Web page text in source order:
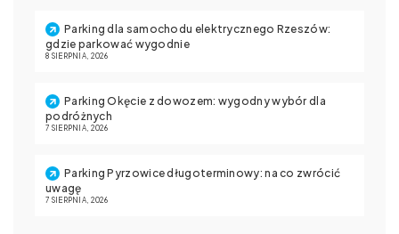
Parking dla samochodu elektrycznego Rzeszów:
gdzie parkować wygodnie
8 SIERPNIA, 2026
Parking Okęcie z dowozem: wygodny wybór dla
podróżnych
7 SIERPNIA, 2026
Parking Pyrzowice długoterminowy: na co zwrócić
uwagę
7 SIERPNIA, 2026